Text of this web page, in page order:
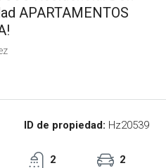
APARTAMENTOS
ID de propiedad: Hz20539
2
2